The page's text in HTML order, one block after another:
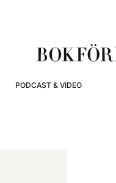
PODCAST & VIDEO